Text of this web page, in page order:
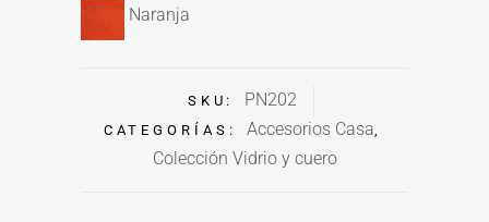
Naranja
SKU: PN202
CATEGORÍAS: Accesorios Casa,
Colección Vidrio y cuero